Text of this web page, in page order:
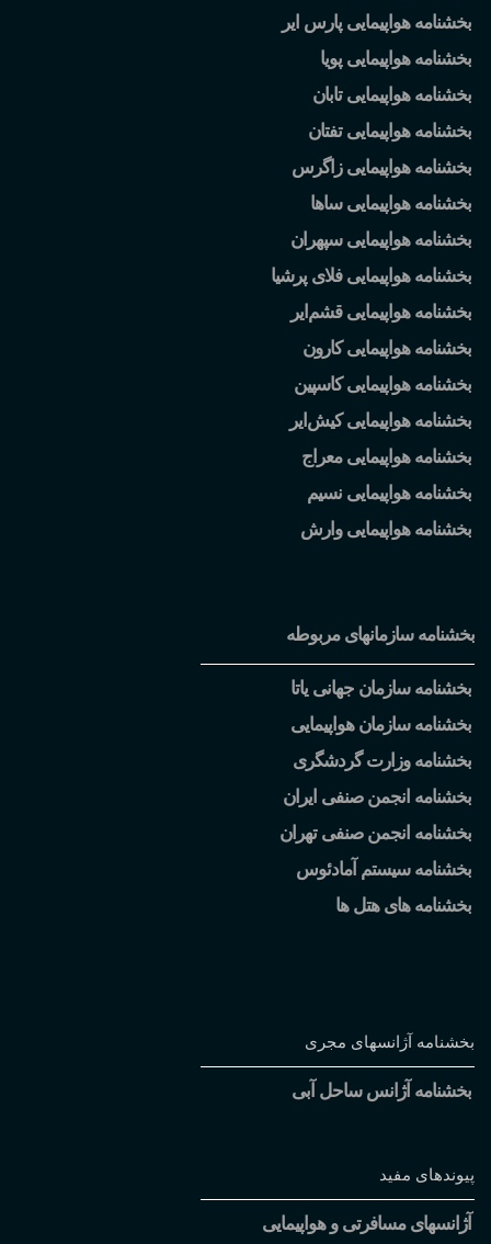
بخشنامه هواپیمایی پارس ایر
بخشنامه هواپیمایی پویا
بخشنامه هواپیمایی تابان
بخشنامه هواپیمایی تفتان
بخشنامه هواپیمایی زاگرس
بخشنامه هواپیمایی ساها
بخشنامه هواپیمایی سپهران
بخشنامه هواپیمایی فلای پرشیا
بخشنامه هواپیمایی قشم ایر
بخشنامه هواپیمایی کارون
بخشنامه هواپیمایی کاسپین
بخشنامه هواپیمایی کیش ایر
بخشنامه هواپیمایی معراج
بخشنامه هواپیمایی نسیم
بخشنامه هواپیمایی وارش
بخشنامه سازمانهای مربوطه
بخشنامه سازمان جهانی یاتا
بخشنامه سازمان هواپیمایی
بخشنامه وزارت گردشگری
بخشنامه انجمن صنفی ایران
بخشنامه انجمن صنفی تهران
بخشنامه سیستم آمادئوس
بخشنامه های هتل ها
بخشنامه آژانسهای مجری
بخشنامه آژانس ساحل آبی
پیوندهای مفید
آژانسهای مسافرتی و هواپیمایی